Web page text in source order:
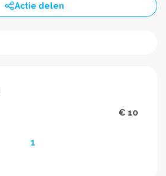
Actie delen
€ 10
1